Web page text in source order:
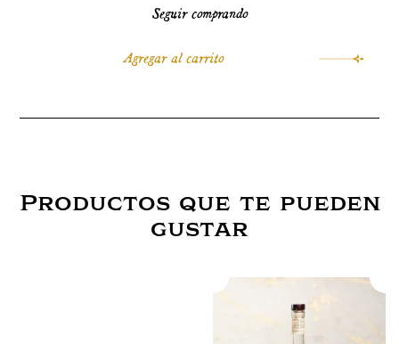
Seguir comprando
Productos que te pueden
gustar